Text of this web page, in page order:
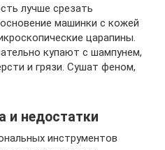
лучше срезать
машинки с кожей
царапины.
купают с шампунем,
и грязи. Сушат феном,
и недостатки
инструментов